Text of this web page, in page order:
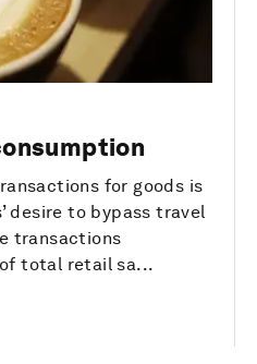
for goods is
desire to bypass travel
transactions
total retail sa...